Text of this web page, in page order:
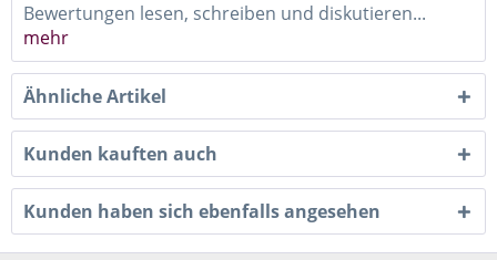
Bewertungen lesen, schreiben und diskutieren...
mehr
Ähnliche Artikel
Kunden kauften auch
Kunden haben sich ebenfalls angesehen